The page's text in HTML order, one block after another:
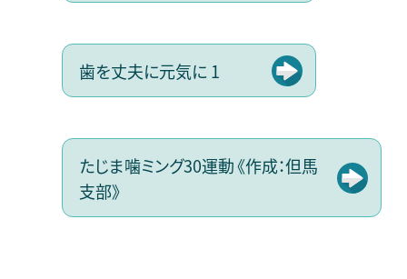
歯を丈夫に元気に 1
たじま噛ミング30運動《作成：但馬
支部》